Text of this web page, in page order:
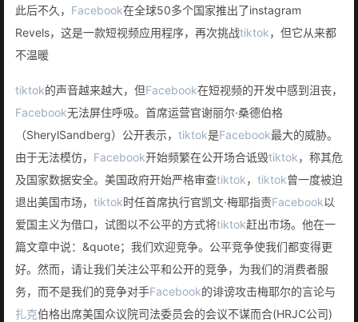
此后不久， Facebook在全球50多个国家推出了instagram
Revels，这是一款短视频应用程序，再次挑战tiktok，但它从来都
不温暖
tiktok的声音越来越大，但Facebook在短视频的开发中感到沮丧，
Facebook无法屏住呼吸。首席运营官谢丽尔·桑德伯格
（SherylSandberg）公开表示， tiktok是Facebook最大的威胁。
由于无法模仿， Facebook开始频繁在公开场合诋毁tiktok，称其危
及国家数据安全。美国政府开始严格审查tiktok， tiktok曾一度被迫
退出美国市场， tiktok时任首席执行官凯文·梅耶指责Facebook以
爱国主义为借口，试图以不公平的方式将tiktok赶出市场。他在一
篇文章中说：&quote；我们欢迎竞争。公平竞争使我们都变得更
好。然而，请让我们关注公平和公开的竞争，为我们的消费者服
务，而不是我们的竞争对手Facebook的诽谤攻击梅耶尔的言论与
扎克伯格出席美国众议院司法委员会的会议不谋而合(HRJC公司)